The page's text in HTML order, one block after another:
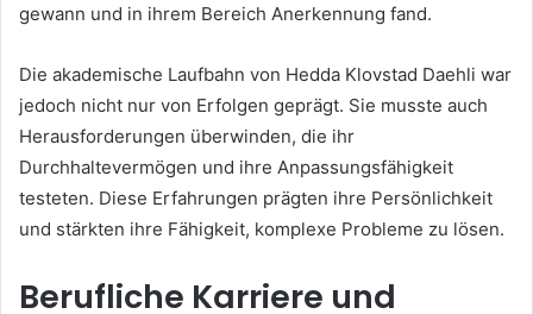
gewann und in ihrem Bereich Anerkennung fand.
Die akademische Laufbahn von Hedda Klovstad Daehli war
jedoch nicht nur von Erfolgen geprägt. Sie musste auch
Herausforderungen überwinden, die ihr
Durchhaltevermögen und ihre Anpassungsfähigkeit
testeten. Diese Erfahrungen prägten ihre Persönlichkeit
und stärkten ihre Fähigkeit, komplexe Probleme zu lösen.
Berufliche Karriere und